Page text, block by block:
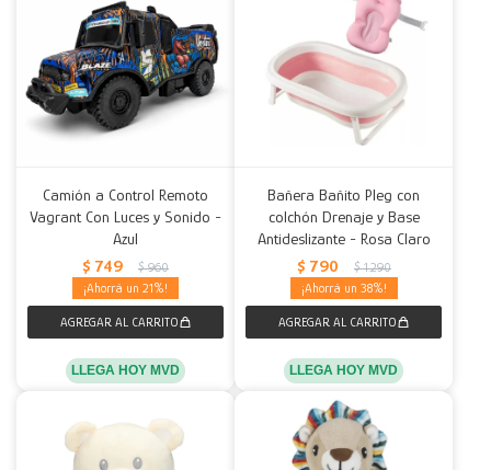
Camión a Control Remoto
Vagrant Con Luces y Sonido -
Azul
$ 749 $ 960
21
LLEGA HOY MVD
Bañera Bañito Pleg con
colchón Drenaje y Base
Antideslizante - Rosa Claro
$ 790 $ 1.290
38
LLEGA HOY MVD